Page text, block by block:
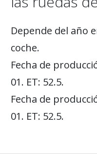
Depende del año
coche.
Fecha de
01. ET: 52.5.
Fecha de
01. ET: 52.5.